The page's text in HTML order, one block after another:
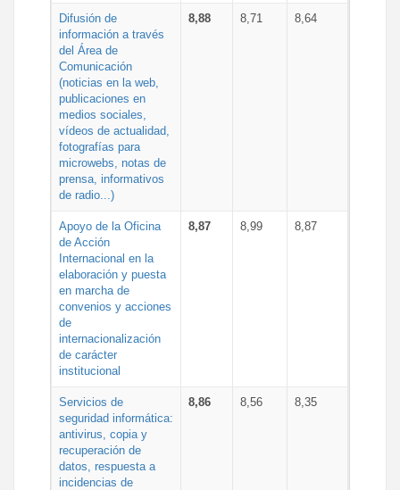
Difusión de
información a través
del Área de
Comunicación
(noticias en la web,
publicaciones en
medios sociales,
vídeos de actualidad,
fotografías para
microwebs, notas de
prensa, informativos
de radio...)
8,88 8,71 8,64
Apoyo de la Oficina
de Acción
Internacional en la
elaboración y puesta
en marcha de
convenios y acciones
de
internacionalización
de carácter
institucional
8,87 8,99 8,87
Servicios de
seguridad informática:
antivirus, copia y
recuperación de
datos, respuesta a
incidencias de
8,86 8,56 8,35